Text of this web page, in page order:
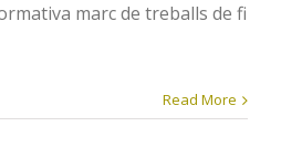
marc de treballs de fi
Read More